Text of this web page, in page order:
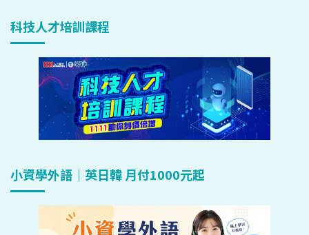
科技人才培訓課程
小資學外語｜英日韓 月付1000元起